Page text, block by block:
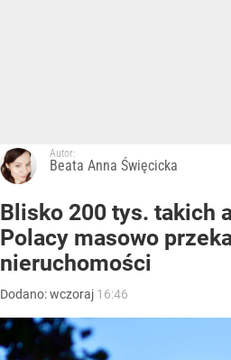
Autor:
Beata Anna Święcicka
Blisko 200 tys. takich
Polacy masowo
nieruchomości
Dodano:wczoraj 16:46